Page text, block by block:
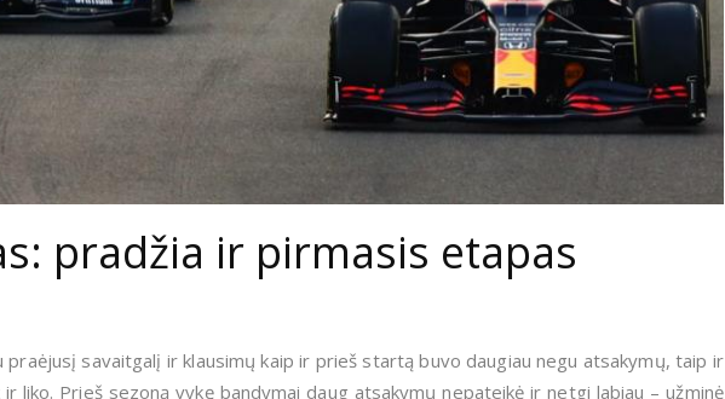
pradžia ir pirmasis etapas
savaitgalį ir klausimų kaip ir prieš startą buvo daugiau negu atsakymų, taip ir
liko. Prieš sezoną vykę bandymai daug atsakymų nepateikė ir netgi labiau – užminė